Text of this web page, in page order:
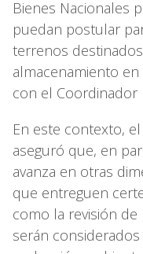
Bienes Nacionales
puedan postular
terrenos
almacenamiento
con el Coordinador
En este contexto,
aseguró que, en
avanza en otras
que entreguen
como la revisión
serán